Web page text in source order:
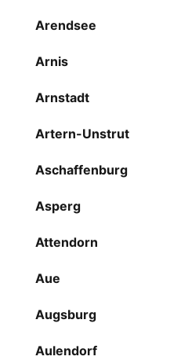
Arendsee
Arnis
Arnstadt
Artern-Unstrut
Aschaffenburg
Asperg
Attendorn
Aue
Augsburg
Aulendorf